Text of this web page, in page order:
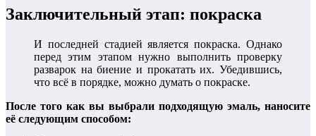
Заключительный этап: покраска
И последней стадией является покраска. Однако
перед этим этапом нужно выполнить проверку
разварок на биение и прокатать их. Убедившись,
что всё в порядке, можно думать о покраске.
После того как вы выбрали подходящую эмаль, наносите
её следующим способом: